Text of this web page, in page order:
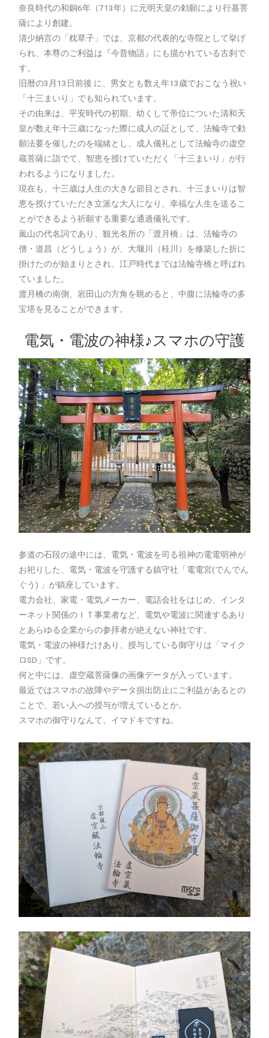
奈良時代の和銅6年（713年）に元明天皇の勅願により行基菩
薩により創建。
清少納言の「枕草子」では、京都の代表的な寺院として挙げ
られ、本尊のご利益は『今昔物語』にも描かれている古刹で
す。
旧暦の3月13日前後 に、男女とも数え年13歳でおこなう祝い
「十三まいり」でも知られています。
その由来は、平安時代の初期、幼くして帝位についた清和天
皇が数え年十三歳になった際に成人の証として、法輪寺で勅
願法要を催したのを端緒とし、成人儀礼として法輪寺の虚空
蔵菩薩に詣でて、智恵を授けていただく「十三まいり」が行
われるようになりました。
現在も、十三歳は人生の大きな節目とされ、十三まいりは智
恵を授けていただき立派な大人になり、幸福な人生を送るこ
とができるよう祈願する重要な通過儀礼です。
嵐山の代名詞であり、観光名所の「渡月橋」は、法輪寺の
僧・道昌（どうしょう）が、大堰川（桂川）を修築した折に
掛けたのが始まりとされ、江戸時代までは法輪寺橋と呼ばれ
ていました。
渡月橋の南側、岩田山の方角を眺めると、中腹に法輪寺の多
宝塔を見ることができます。
電気・電波の神様♪スマホの守護
参道の石段の途中には、電気・電波を司る祖神の電電明神が
お祀りした、電気・電波を守護する鎮守社「電電宮(でんでん
ぐう) 」が鎮座しています。
電力会社、家電・電気メーカー、電話会社をはじめ、インタ
ーネット関係のＩＴ事業者など、電気や電波に関連するあり
とあらゆる企業からの参拝者が絶えない神社です。
電気・電波の神様だけあり、授与している御守りは「マイク
ロSD」です。
何と中には、虚空蔵菩薩像の画像データが入っています。
最近ではスマホの故障やデータ損出防止にご利益があるとの
ことで、若い人への授与が増えているとか。
スマホの御守りなんて、イマドキですね。